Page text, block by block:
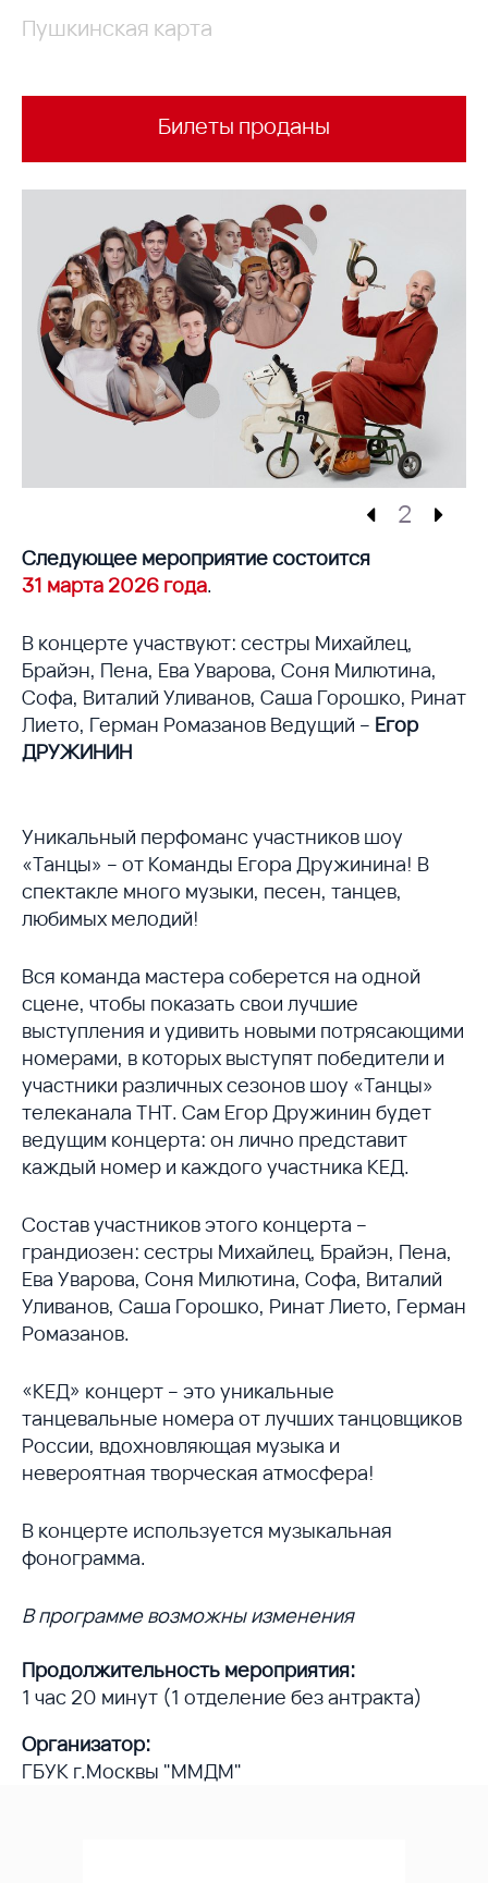
Пушкинская карта
Билеты проданы
2
Следующее мероприятие состоится
31 марта 2026 года.
В концерте участвуют: сестры Михайлец,
Брайэн, Пена, Ева Уварова, Соня Милютина,
Софа, Виталий Уливанов, Саша Горошко, Ринат
Лието, Герман Ромазанов Ведущий – Егор
ДРУЖИНИН
Уникальный перфоманс участников шоу
«Танцы» – от Команды Егора Дружинина! В
спектакле много музыки, песен, танцев,
любимых мелодий!
Вся команда мастера соберется на одной
сцене, чтобы показать свои лучшие
выступления и удивить новыми потрясающими
номерами, в которых выступят победители и
участники различных сезонов шоу «Танцы»
телеканала ТНТ. Сам Егор Дружинин будет
ведущим концерта: он лично представит
каждый номер и каждого участника КЕД.
Состав участников этого концерта –
грандиозен: сестры Михайлец, Брайэн, Пена,
Ева Уварова, Соня Милютина, Софа, Виталий
Уливанов, Саша Горошко, Ринат Лието, Герман
Ромазанов.
«КЕД» концерт – это уникальные
танцевальные номера от лучших танцовщиков
России, вдохновляющая музыка и
невероятная творческая атмосфера!
В концерте используется музыкальная
фонограмма.
В программе возможны изменения
Продолжительность мероприятия:
1 час 20 минут (1 отделение без антракта)
Организатор:
ГБУК г.Москвы "ММДМ"